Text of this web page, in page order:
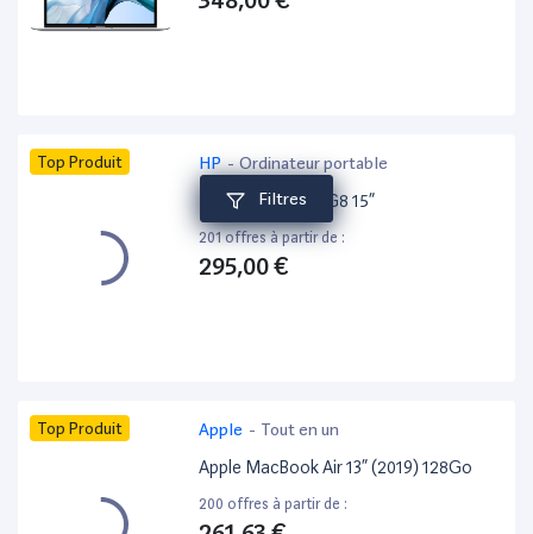
Filtres
Top Produit HP- Ordinateur portable
HP ProBook 650 G8 15”
201 offres à partir de :
295,00 €
Top Produit Apple - Tout en un
Apple MacBook Air 13” (2019) 128Go
200 offres à partir de :